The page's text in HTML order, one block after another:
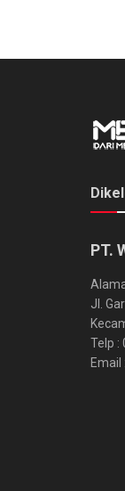
PT.
Jl.
Telp :